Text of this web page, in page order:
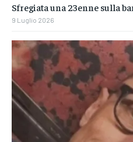
Sfregiata una 23enne sulla
9 Luglio 2026